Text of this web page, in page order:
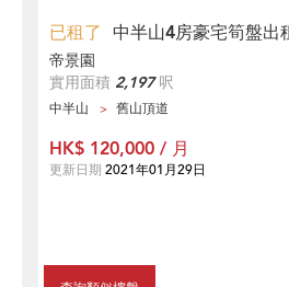
已租了 中半山4房豪宅筍盤出
帝景園
實用面積 2,197呎
中半山 舊山頂道
HK$ 120,000 / 月
更新日期 2021年01月29日